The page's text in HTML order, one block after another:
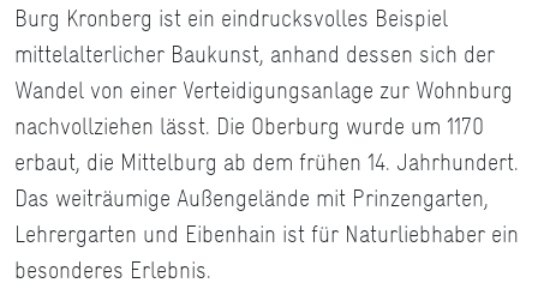
Burg Kronberg ist ein eindrucksvolles Beispiel
mittelalterlicher Baukunst, anhand dessen sich der
Wandel von einer Verteidigungsanlage zur Wohnburg
nachvollziehen lässt. Die Oberburg wurde um 1170
erbaut, die Mittelburg ab dem frühen 14. Jahrhundert.
Das weiträumige Außengelände mit Prinzengarten,
Lehrergarten und Eibenhain ist für Naturliebhaber ein
besonderes Erlebnis.